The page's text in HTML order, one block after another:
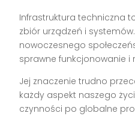
Infrastruktura techniczna
zbiór urządzeń i
nowoczesnego
sprawne funkcjonowanie i
Jej znaczenie trudno
każdy aspekt naszego
czynności po globalne